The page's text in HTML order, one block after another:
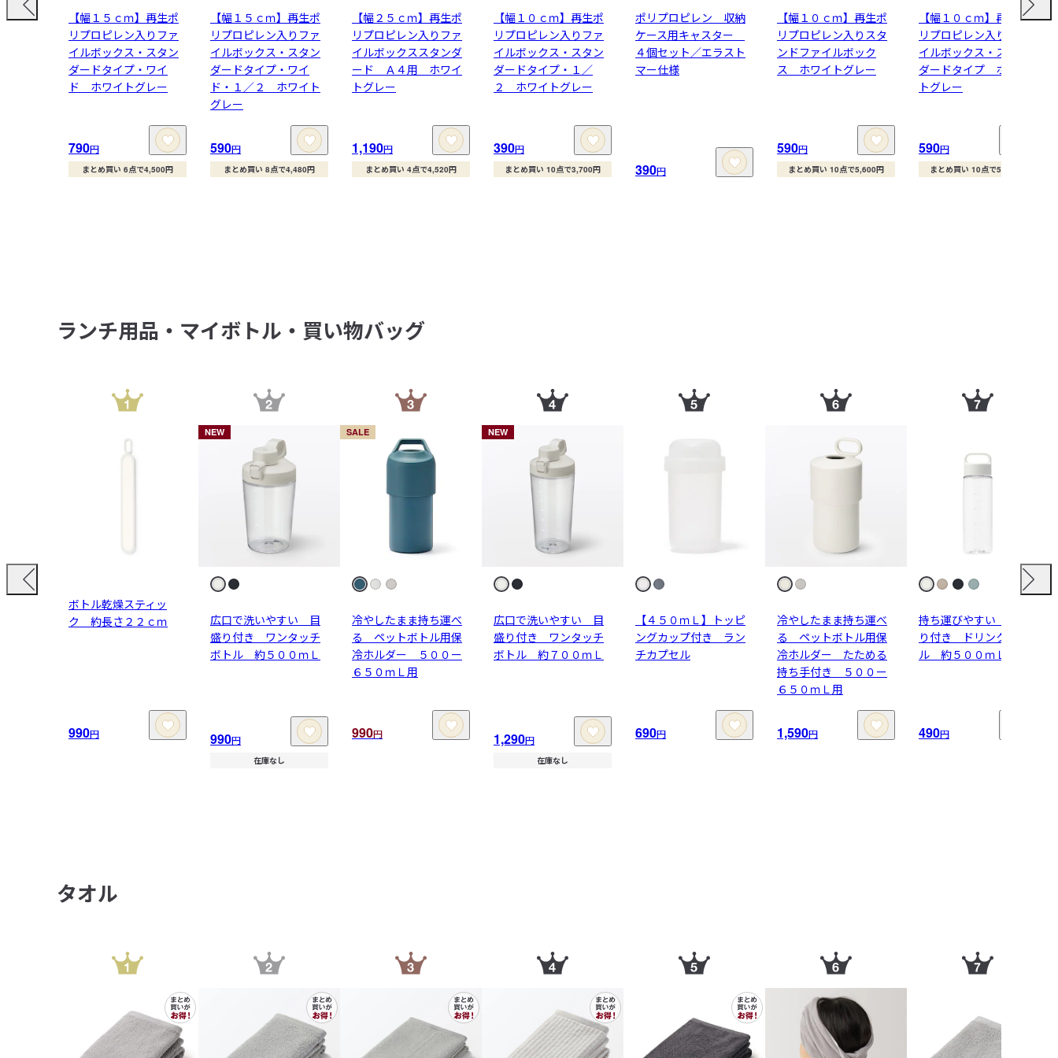
【幅１５ｃｍ】再生ポ
リプロピレン入りファ
イルボックス・スタン
ダードタイプ・ワイ
ド ホワイトグレー
790円
まとめ買い 6点で4,500円
【幅１５ｃｍ】再生ポ
リプロピレン入りファ
イルボックス・スタン
ダードタイプ・ワイ
ド・１／２ ホワイト
グレー
590円
まとめ買い 8点で4,480円
【幅２５ｃｍ】再生ポ
リプロピレン入りファ
イルボックススタンダ
ード Ａ４用 ホワイ
トグレー
1,190円
まとめ買い 4点で4,520円
【幅１０ｃｍ】再生ポ
リプロピレン入りファ
イルボックス・スタン
ダードタイプ・１／
２ ホワイトグレー
390円
まとめ買い 10点で3,700円
ポリプロピレン 収納
ケース用キャスター
４個セット／エラスト
マー仕様
390円
【幅１０ｃｍ】再生ポ
リプロピレン入りスタ
ンドファイルボック
ス ホワイトグレー
590円
まとめ買い 10点で5,600円
【幅１０ｃｍ】再生ポ
リプロピレン入りファ
イルボックス・スタン
ダードタイプ ホワイ
トグレー
590円
まとめ買い 10点で5,600円
ランチ用品・マイボトル・買い物バッグ
ボトル乾燥スティッ
ク 約長さ２２ｃｍ
990円
広口で洗いやすい 目
盛り付き ワンタッチ
ボトル 約５００ｍＬ
NEW
990円
在庫なし
冷やしたまま持ち運べ
る ペットボトル用保
冷ホルダー ５００ー
６５０ｍＬ用
SALE
990円
広口で洗いやすい 目
盛り付き ワンタッチ
ボトル 約７００ｍＬ
NEW
1,290円
在庫なし
【４５０ｍＬ】トッピ
ングカップ付き ラン
チカプセル
690円
冷やしたまま持ち運べ
る ペットボトル用保
冷ホルダー たためる
持ち手付き ５００ー
６５０ｍＬ用
1,590円
持ち運びやすい 目盛
り付き ドリンクボト
ル 約５００ｍＬ
490円
タオル